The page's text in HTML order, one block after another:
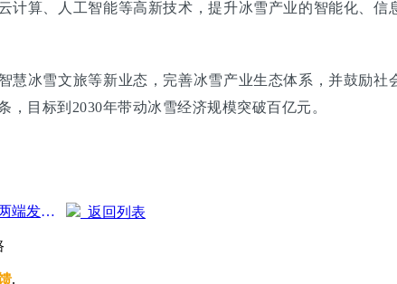
计算、人工智能等高新技术，提升冰雪产业的智能化、
慧冰雪文旅等新业态，完善冰雪产业生态体系，并鼓励
目标到2030年带动冰雪经济规模突破百亿元。
前一篇：文化和旅游部：从供需两端发力，引导文旅消费活动出行 返回列表
.